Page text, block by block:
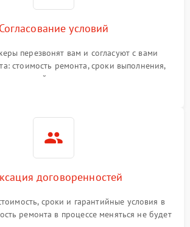
Согласование условий
перезвонят вам и согласуют с вами
стоимость ремонта, сроки выполнения,
гарантийные условия
договоренностей
сроки и гарантийные условия в
ремонта в процессе меняться не будет